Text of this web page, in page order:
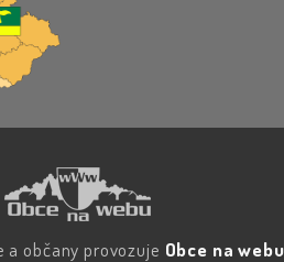
a občany provozuje Obce na